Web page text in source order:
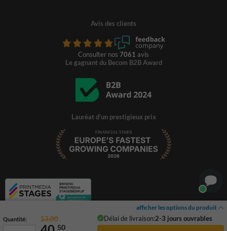
afficher les options du produit
Quantité: 53,00 Délai de livraison:2-3 jours ouvrables
50
Avis des clients
Consulter nos 7061 avis
Le gagnant du Becom B2B Award
Lauréat d'un prestigieux prix